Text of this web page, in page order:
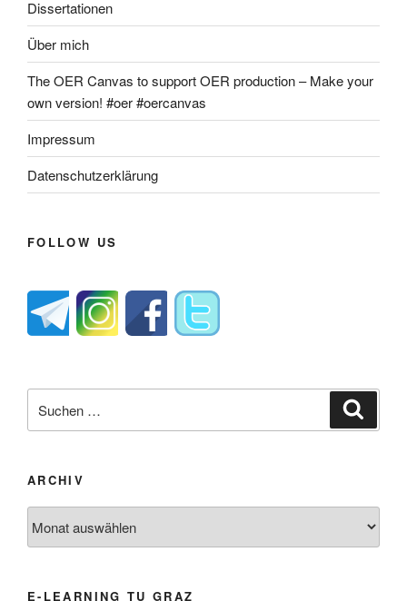
Dissertationen
Über mich
The OER Canvas to support OER production – Make your
own version! #oer #oercanvas
Impressum
Datenschutzerklärung
FOLLOW US
nach:
ARCHIV
E-LEARNING TU GRAZ